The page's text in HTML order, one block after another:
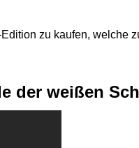
zu kaufen, welche
der weißen